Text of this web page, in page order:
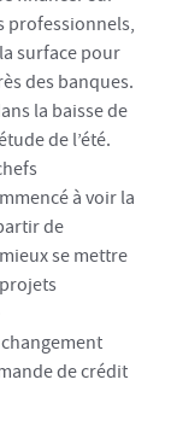
professionnels,
surface pour
des banques.
la baisse de
de l’été.
à voir la
de
se mettre
de crédit